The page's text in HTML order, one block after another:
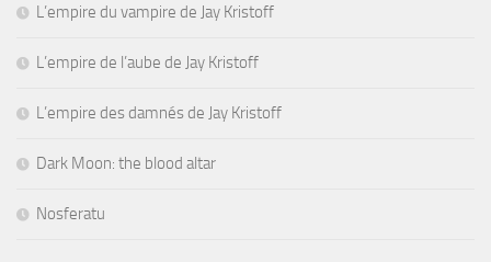
L’empire du vampire de Jay Kristoff
L’empire de l’aube de Jay Kristoff
L’empire des damnés de Jay Kristoff
Dark Moon: the blood altar
Nosferatu